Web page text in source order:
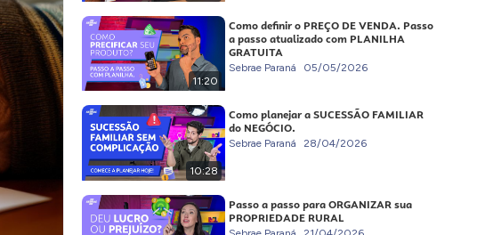
11:20
Como definir o PREÇO DE VENDA. Passo
a passo atualizado com PLANILHA
GRATUITA
Sebrae Paraná 05/05/2026
10:28
Como planejar a SUCESSÃO FAMILIAR
do NEGÓCIO.
Sebrae Paraná 28/04/2026
Passo a passo para ORGANIZAR sua
PROPRIEDADE RURAL